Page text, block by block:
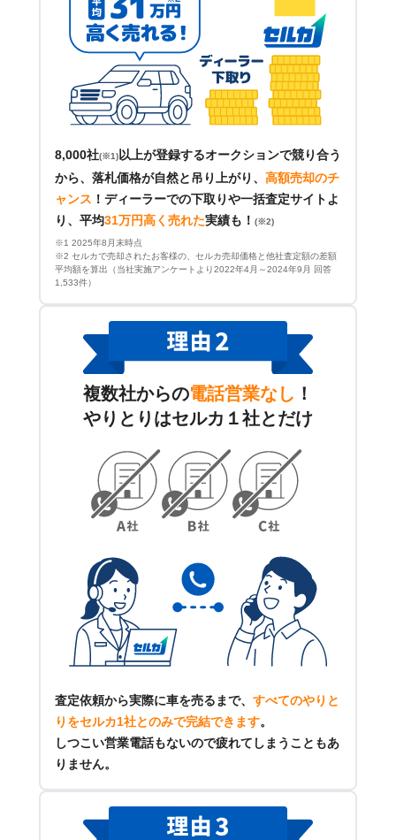
8,000社(※1) 以上が登録するオークションで競り合う
から、落札価格が自然と吊り上がり、 高額売却のチ
ャンス ！ ディーラーでの下取りや一括査定サイトよ
り、平均31万円高く売れた実績も！ (※2)
※1 2025年8月末時点
※2 セルカで売却されたお客様の、セルカ売却価格と他社査定額の差額
平均額を算出（当社実施アンケートより2022年4月～2024年9月 回答
1,533件）
複数社からの電話営業なし ！
やりとりはセルカ１社とだけ
査定依頼から実際に車を売るまで、 すべてのやりと
りをセルカ1社とのみで完結できます。
しつこい営業電話もないので疲れてしまうこともあ
りません。